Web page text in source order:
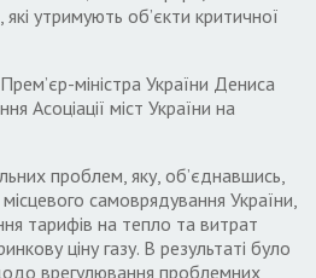
утримують об’єкти критичної
міністра України Дениса
Асоціації міст України на
проблем, яку, об’єднавшись,
самоврядування України,
тарифів на тепло та витрат
ціну газу. В результаті було
врегулювання проблемних